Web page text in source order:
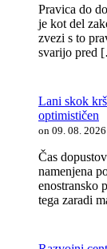
Pravica do
je kot del
zvezi s to
svarijo pred
Lani skok
optimističen
on 09. 08.
Čas
namenjena
enostransko
tega zaradi